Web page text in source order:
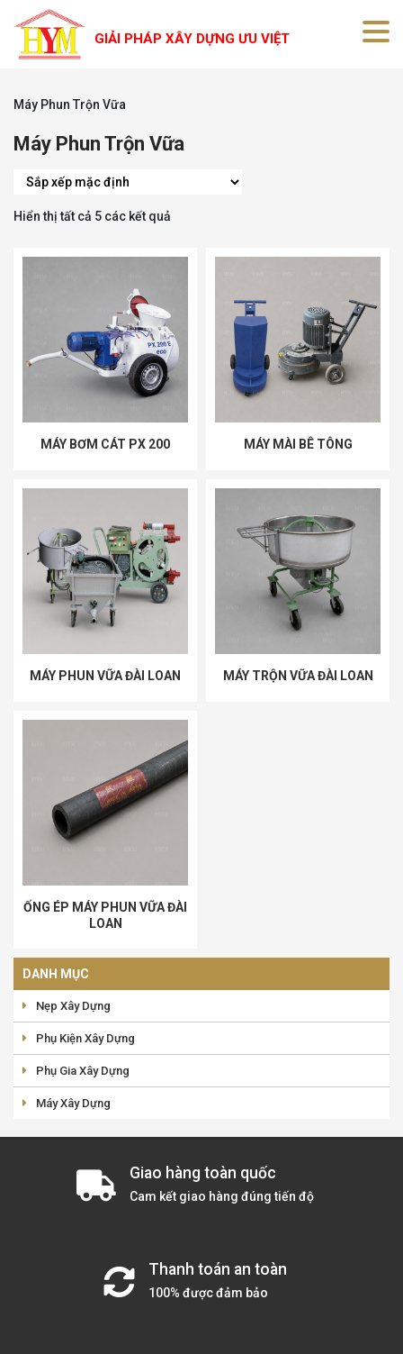
GIẢI PHÁP XÂY DỰNG ƯU VIỆT
Máy Phun Trộn Vữa
Máy Phun Trộn Vữa
Hiển thị tất cả 5 các kết quả
MÁY BƠM CÁT PX 200 MÁY MÀI BÊ TÔNG
MÁY PHUN VỮA ĐÀI LOAN MÁY TRỘN VỮA ĐÀI LOAN
ỐNG ÉP MÁY PHUN VỮA ĐÀI
LOAN
DANH MỤC
Nẹp Xây Dựng
Phụ Kiện Xây Dựng
Phụ Gia Xây Dựng
Máy Xây Dựng
Giao hàng toàn quốc
Cam kết giao hàng đúng tiến độ
Thanh toán an toàn
100% được đảm bảo